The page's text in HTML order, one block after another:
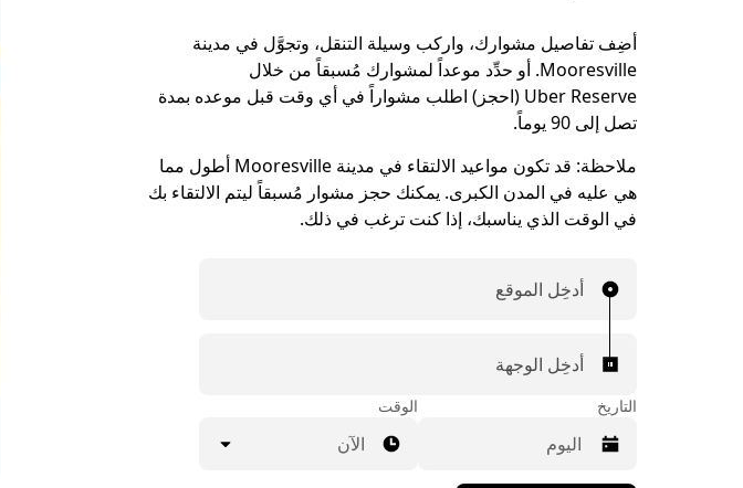
أضِف تفاصيل مشوارك، واركب وسيلة التنقل، وتجوَّل في مدينة
Mooresville. أو حدِّد موعداً لمشوارك مُسبقاً من خلال
Uber Reserve (احجز) اطلب مشواراً في أي وقت قبل موعده بمدة
تصل إلى 90 يوماً.
ملاحظة:
قد تكون مواعيد الالتقاء في مدينة Mooresville أطول مما
هي عليه في المدن الكبرى. يمكنك حجز مشوار مُسبقاً ليتم الالتقاء بك
في الوقت الذي يناسبك، إذا كنت ترغب في ذلك.
أدخِل الموقع
أدخِل الوجهة
التاريخ الوقت
الآن